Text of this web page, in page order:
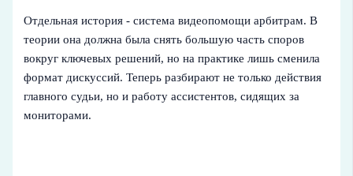
Отдельная история - система видеопомощи арбитрам. В
теории она должна была снять большую часть споров
вокруг ключевых решений, но на практике лишь сменила
формат дискуссий. Теперь разбирают не только действия
главного судьи, но и работу ассистентов, сидящих за
мониторами.